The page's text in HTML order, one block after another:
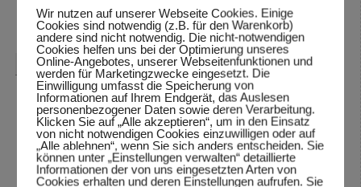
Mira
Antworten↓
Wolfgang Dodelsagte am28.10.2015 um 22:08 :
Hallo Mira,
vielen Dank für das mitteilen deiner Gedanken. Schön,
dass du so viele Bibelstellen zitieren kannst und mit uns
teilst.
Was ich über deine Gedanken denke? Ich habe deine
Wir nutzen auf unserer Webseite Cookies. Einige
Cookies sind notwendig (z.B. für den Warenkorb)
andere sind nicht notwendig. Die nicht-notwendigen
Cookies helfen uns bei der Optimierung unseres
Online-Angebotes, unserer Webseitenfunktionen und
werden für Marketingzwecke eingesetzt. Die
Einwilligung umfasst die Speicherung von
Informationen auf Ihrem Endgerät, das Auslesen
personenbezogener Daten sowie deren Verarbeitung.
Klicken Sie auf „Alle akzeptieren“, um in den Einsatz
von nicht notwendigen Cookies einzuwilligen oder auf
„Alle ablehnen“, wenn Sie sich anders entscheiden. Sie
können unter „Einstellungen verwalten“ detaillierte
Informationen der von uns eingesetzten Arten von
Cookies erhalten und deren Einstellungen aufrufen. Sie